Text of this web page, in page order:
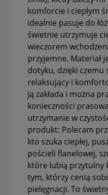
komforcie i ciepłym
idealnie pasuje do
świetnie utrzymuje
wieczorem
przyjemne. Materiał
dotyku, dzięki czemu
relaksujący i
ją zakłada i można
konieczności
utrzymanie w
produkt: Polecam
kto szuka ciepłej,
pościeli flanelowej,
które lubią przytulny
tym, którzy cenią
pielęgnacji. To